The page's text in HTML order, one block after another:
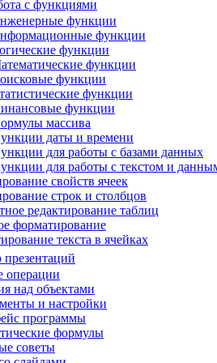
с функциями
функции
функции
функции
функции
функции
функции
функции
массива
даты и времени
для работы с базами данных
для работы с текстом и
свойств ячеек
строк и столбцов
редактирование таблиц
форматирование
текста в ячейках
презентаций
операции
над объектами
и настройки
программы
формулы
советы